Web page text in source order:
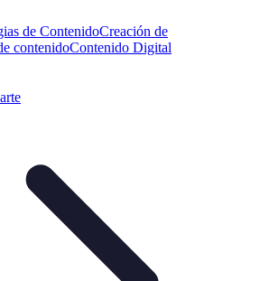
de ContenidoCreación de
contenidoContenido Digital